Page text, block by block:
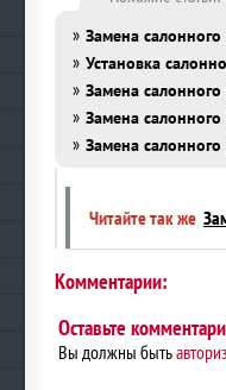
» Замена
» Установка
» Замена
» Замена
» Замена
Читайте так же
Комментарии:
Оставьте
Вы должны быть